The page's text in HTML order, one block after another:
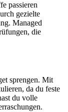
passieren
gezielte
Managed
die
sprengen. Mit
da du feste
du volle